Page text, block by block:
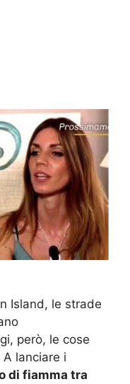
Island, le strade
però, le cose
lanciare i
di fiamma tra